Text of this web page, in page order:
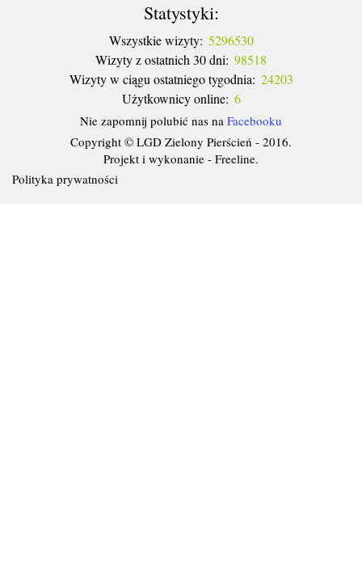
Statystyki:
Wszystkie wizyty: 5296530
Wizyty z ostatnich 30 dni: 98518
Wizyty w ciągu ostatniego tygodnia: 24203
Użytkownicy online: 6
Nie zapomnij polubić nas na Facebooku
Copyright © LGD Zielony Pierścień - 2016.
Projekt i wykonanie - Freeline.
Polityka prywatności